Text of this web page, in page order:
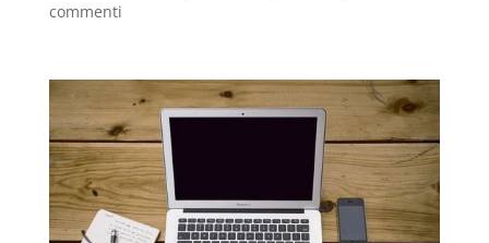
commenti